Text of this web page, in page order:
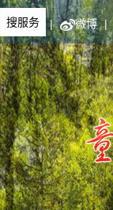
| 微博 |